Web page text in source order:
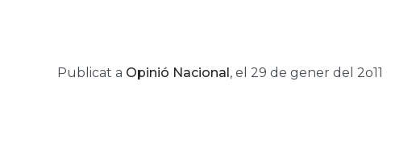
Publicat a Opinió Nacional, el 29 de gener del 2o11